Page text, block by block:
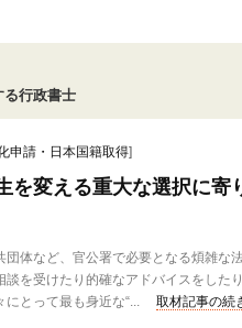
る行政書士
申請・日本国籍取得]
を変える重大な選択に寄
体など、官公署で必要となる煩雑な
談を受けたり的確なアドバイスをした
とって最も身近な“...
取材記事の続